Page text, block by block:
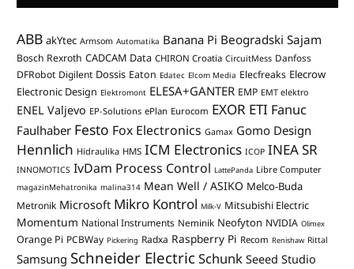
ABB akYtec Armsom Automatika Banana Pi Beogradski Sajam
Bosch Rexroth CADCAM Data CHIRON Croatia CircuitMess Danfoss
DFRobot Digilent Dossis Eaton Edatec Elcom Media Elecfreaks Elecrow
Electronic Design Elektromont ELESA+GANTER EMP EMT elektro
ENEL Valjevo EP-Solutions ePlan Eurocom EXOR ETI Fanuc
Faulhaber Festo Fox Electronics Gamax Gomo Design
Hennlich Hidraulika HMS ICM Electronics ICOP INEA SR
INNOMOTICS IvDam Process Control LattePanda Libre Computer
magazinMehatronika malina314 Mean Well / ASIKO Melco-Buda
Metronik Microsoft Mikro Kontrol Milk-V Mitsubishi Electric
Momentum National Instruments Neminik Neofyton NVIDIA Olimex
Orange Pi PCBWay Pickering Radxa Raspberry Pi Recom Renishaw Rittal
Samsung Schneider ElectricSchunk Seeed Studio